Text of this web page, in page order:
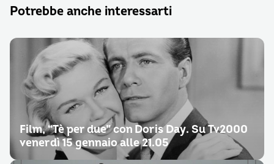
Potrebbe anche interessarti
Film, “Tè per due” con Doris Day. Su Tv2000
venerdì 15 gennaio alle 21.05